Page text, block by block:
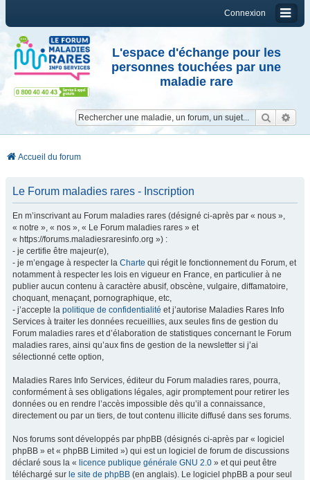
Connexion
L'espace d'échange pour les
personnes touchées par une
maladie rare
Accueil du forum
Le Forum maladies rares - Inscription
En m’inscrivant au Forum maladies rares (désigné ci-après par « nous »,
« notre », « nos », « Le Forum maladies rares » et
« https://forums.maladiesraresinfo.org ») :
- je certifie être majeur(e),
- je m’engage à respecter la Charte qui régit le fonctionnement du Forum, et
notamment à respecter les lois en vigueur en France, en particulier à ne
publier aucun contenu à caractère abusif, obscène, vulgaire, diffamatoire,
choquant, menaçant, pornographique, etc,
- j’accepte la politique de confidentialité et j’autorise Maladies Rares Info
Services à traiter les données recueillies, aux seules fins de gestion du
Forum maladies rares et d’élaboration de statistiques concernant le Forum
maladies rares, ainsi qu’aux fins de gestion de la newsletter si j’ai
sélectionné cette option,
Maladies Rares Info Services, éditeur du Forum maladies rares, pourra,
conformément à ses obligations légales, agir promptement pour retirer les
données ou en rendre l’accès impossible dès qu’il a connaissance,
directement ou par un tiers, de tout contenu illicite diffusé dans ses forums.
Nos forums sont développés par phpBB (désignés ci-après par « logiciel
phpBB » et « phpBB Limited ») qui est un logiciel de forum de discussions
déclaré sous la « licence publique générale GNU 2.0 » et qui peut être
téléchargé sur le site de phpBB (en anglais). Le logiciel phpBB a pour seul